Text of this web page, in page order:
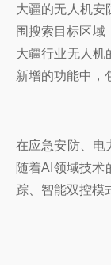
大疆的无人机安
围搜索目标区域
大疆行业无人机
新增的功能中，
在应急安防、电
随着AI领域技术
踪、智能双控模